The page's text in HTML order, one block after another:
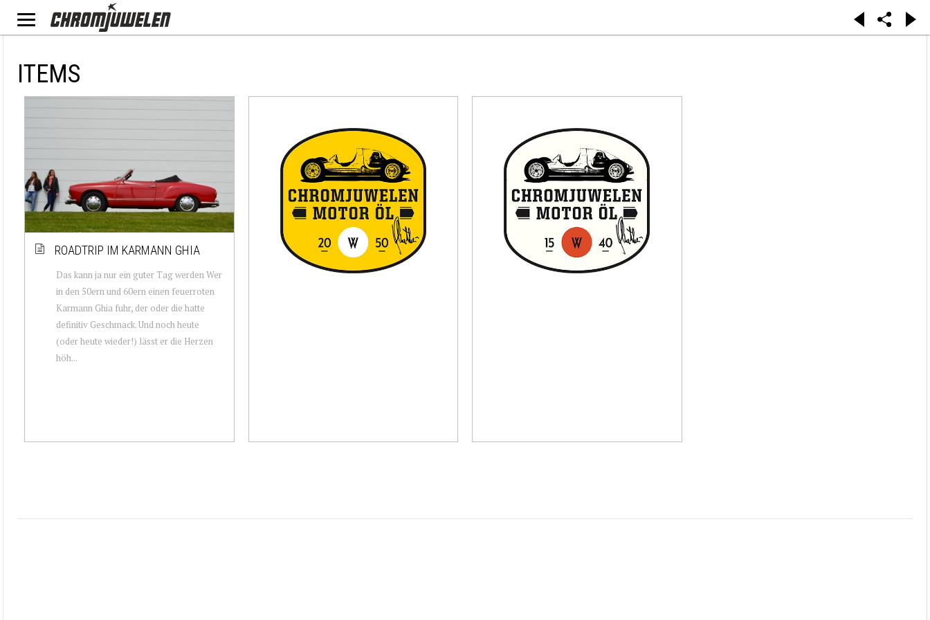
ITEMS
ROADTRIP IM KARMANN GHIA
Das kann ja nur ein guter Tag werden Wer
in den 50ern und 60ern einen feuerroten
Karmann Ghia fuhr, der oder die hatte
definitiv Geschmack. Und noch heute
(oder heute wieder!) lässt er die Herzen
höh...